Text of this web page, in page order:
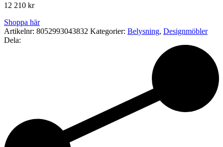
12 210 kr
Shoppa här
Artikelnr: 8052993043832 Kategorier: Belysning, Designmöbler
Dela: